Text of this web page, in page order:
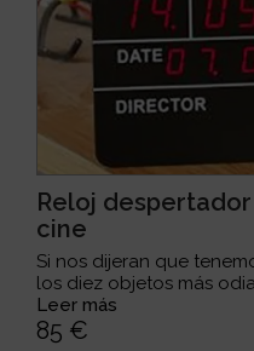
Reloj
cine
Si nos dijeran que
los diez objetos más
Leer más
85 €